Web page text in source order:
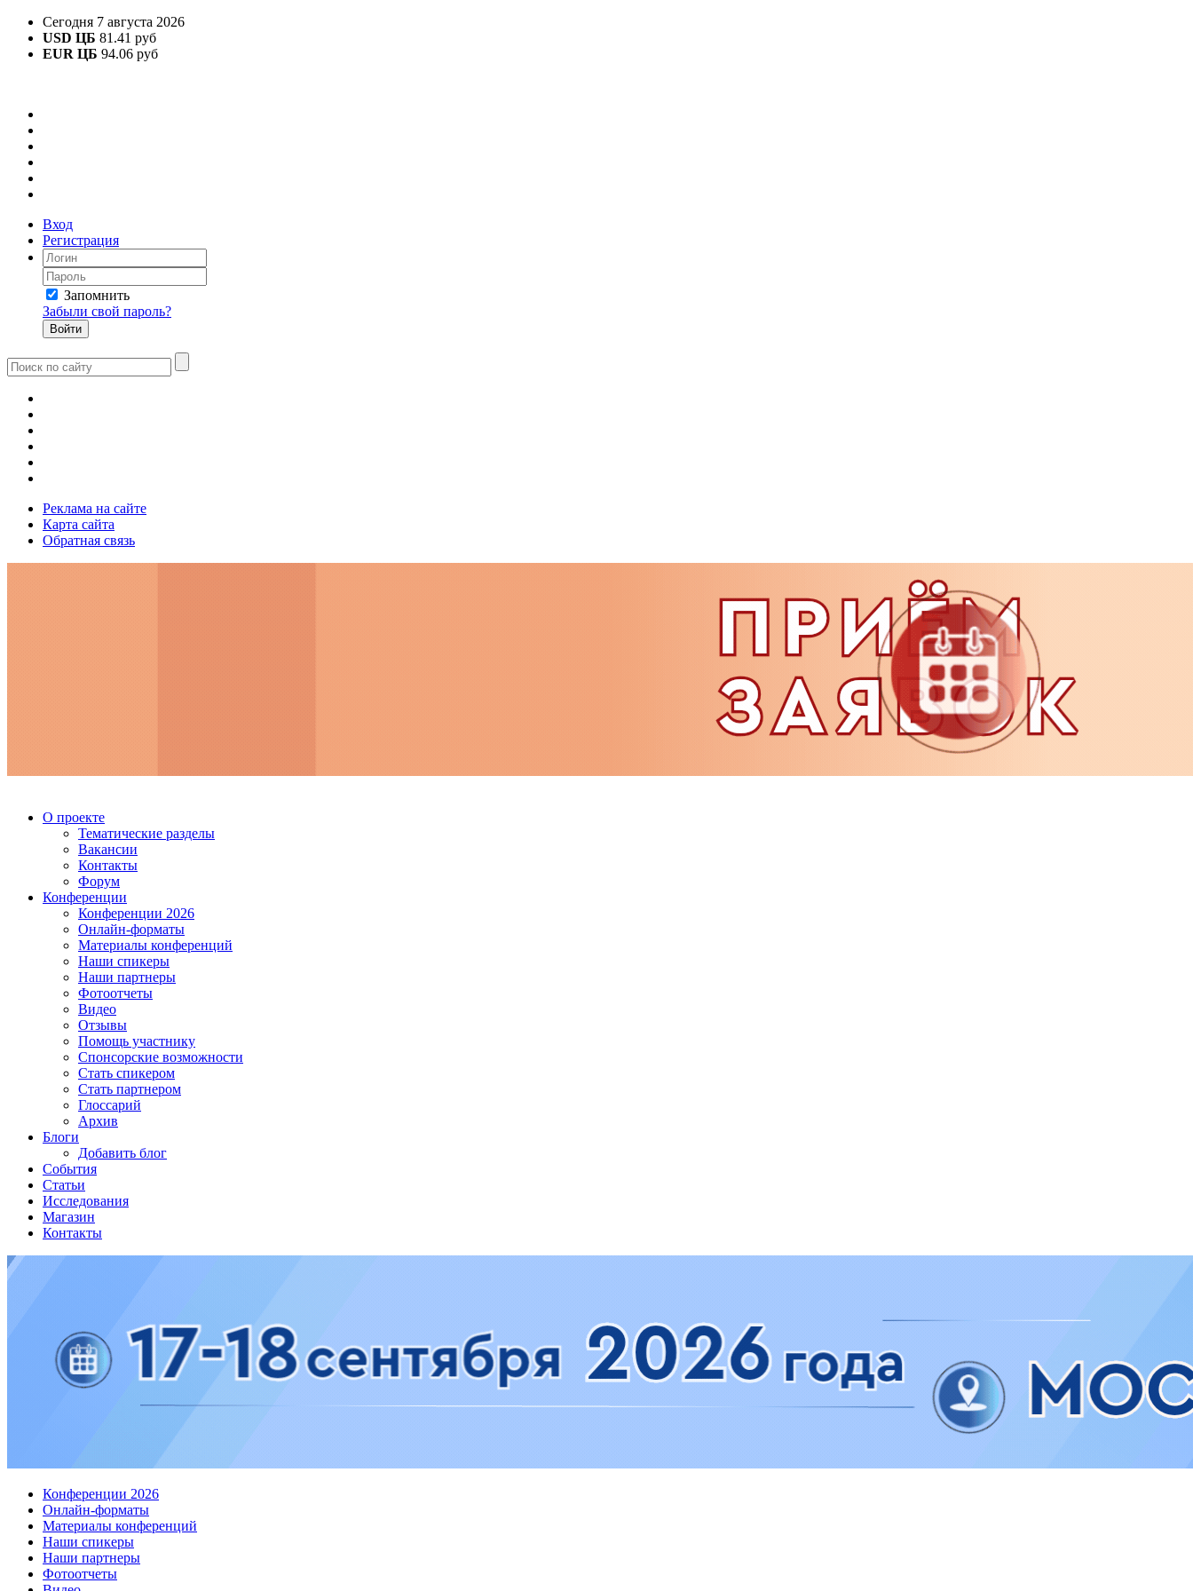
Сегодня 7 августа 2026
USD ЦБ 81.41 руб
EUR ЦБ 94.06 руб
Вход
Регистрация
Запомнить
Забыли свой пароль?
Реклама на сайте
Карта сайта
Обратная связь
О проекте
Тематические разделы
Вакансии
Контакты
Форум
Конференции
Конференции 2026
Онлайн-форматы
Материалы конференций
Наши спикеры
Наши партнеры
Фотоотчеты
Видео
Отзывы
Помощь участнику
Спонсорские возможности
Стать спикером
Стать партнером
Глоссарий
Архив
Блоги
Добавить блог
События
Статьи
Исследования
Магазин
Контакты
Конференции 2026
Онлайн-форматы
Материалы конференций
Наши спикеры
Наши партнеры
Фотоотчеты